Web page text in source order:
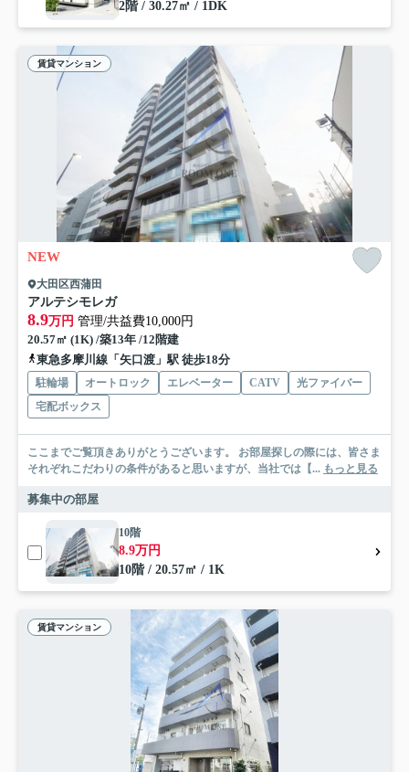
2階 / 30.27㎡ / 1DK
賃貸マンション
NEW
大田区西蒲田
アルテシモレガ
8.9万円 管理/共益費10,000円
20.57㎡ (1K) /築13年 /12階建
東急多摩川線「矢口渡」駅 徒歩18分
駐輪場 オートロック エレベーター CATV
光ファイバー
宅配ボックス
ここまでご覧頂きありがとうございます。 お部屋探しの際には、皆さま
それぞれこだわりの条件があると思いますが、当社では【... もっと見る
募集中の部屋
10階
8.9万円
10階 / 20.57㎡ / 1K
賃貸マンション